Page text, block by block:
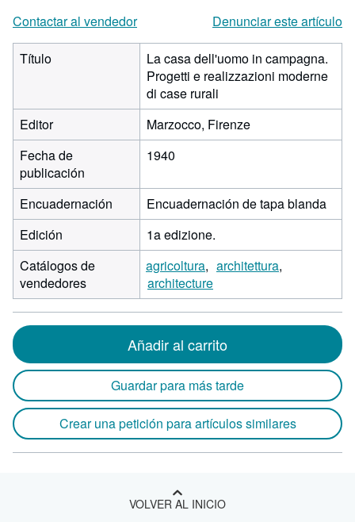
Contactar al vendedor
Denunciar este artículo
Título
La casa dell'uomo in campagna.
Progetti e realizzazioni moderne
di case rurali
Editor
Marzocco, Firenze
Fecha de
publicación
1940
Encuadernación
Encuadernación de tapa blanda
Edición
1a edizione.
Catálogos de
vendedores
agricoltura
architettura
architecture
Añadir al carrito
Guardar para más tarde
Crear una petición para artículos similares
VOLVER AL INICIO